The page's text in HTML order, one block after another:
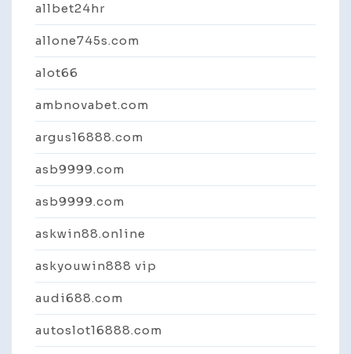
allbet24hr
allone745s.com
alot66
ambnovabet.com
argus16888.com
asb9999.com
asb9999.com
askwin88.online
askyouwin888 vip
audi688.com
autoslot16888.com